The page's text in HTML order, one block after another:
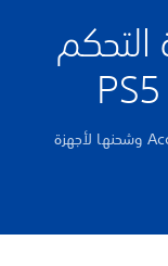
تعرّف على كيفية إعداد وحدة التحكم Access™‎ وشحنها لأجهزة